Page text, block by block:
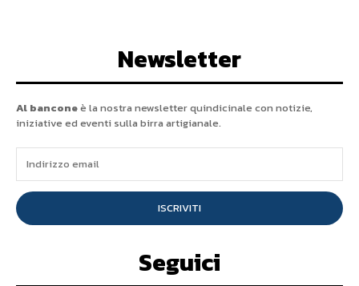
Newsletter
Al banconeè la nostra newsletter quindicinale con notizie,
iniziative ed eventi sulla birra artigianale.
ISCRIVITI
Seguici